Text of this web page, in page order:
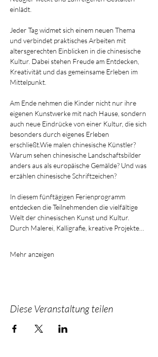
einlädt.
Jeder Tag widmet sich einem neuen Thema
und verbindet praktisches Arbeiten mit
altersgerechten Einblicken in die chinesische
Kultur. Dabei stehen Freude am Entdecken,
Kreativität und das gemeinsame Erleben im
Mittelpunkt.
Am Ende nehmen die Kinder nicht nur ihre
eigenen Kunstwerke mit nach Hause, sondern
auch neue Eindrücke von einer Kultur, die sich
besonders durch eigenes Erleben
erschließt.Wie malen chinesische Künstler?
Warum sehen chinesische Landschaftsbilder
anders aus als europäische Gemälde? Und was
erzählen chinesische Schriftzeichen?
In diesem fünftägigen Ferienprogramm
entdecken die Teilnehmenden die vielfältige
Welt der chinesischen Kunst und Kultur.
Durch Malerei, Kalligrafie, kreative Projekte…
Mehr anzeigen
Diese Veranstaltung teilen